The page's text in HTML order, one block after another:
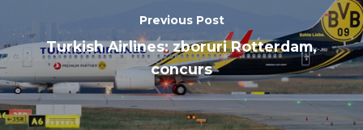
Previous Post
Turkish Airlines: zboruri Rotterdam,
concurs